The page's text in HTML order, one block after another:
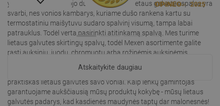
yra būtinas moderniojo dušo elementas! Lietaus galvutės spalva yra
svarbi, nes vonios kambarys, kuriame dušo rankena kartu su
termostatiniu maišytuvu sudaro spalvinį visumą, tampa labai
patrauklus. Todėl verta pasirinkti atitinkamą spalvą. Mes turime
lietaus galvutes skirtingų spalvų, todėl Mexen asortimente galite
rasti auksinių, juodų, chromuotų arba rožinėmis auksinėmis.
geresni! Apsilankykite mūsų internetinėje parduotuvėje ir pasirinkite
praktiškas lietaus galvutes savo voniai. Kaip lenkų gamintojas
garantuojame aukščiausią mūsų produktų kokybę - mūsų lietaus
galvutės padarys, kad kasdienės maudynės taptų dar malonesnės!
Atskaitykite daugiau